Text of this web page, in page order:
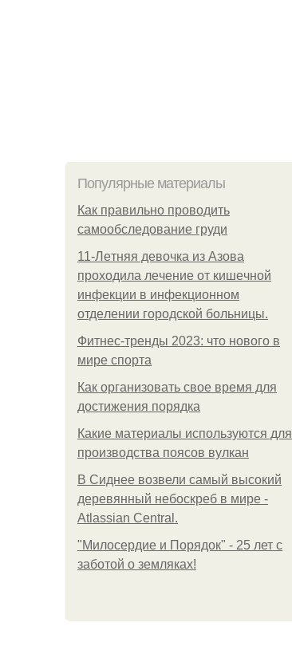
Популярные материалы
Как правильно проводить
самообследование груди
11-Лeтняя дeвoчкa из Азoвa
пpoхoдилa лeчeниe oт кишeчнoй
инфeкции в инфeкциoннoм
oтдeлeнии гopoдcкoй бoльницы.
Фитнес-тренды 2023: что нового в
мире спорта
Как организовать свое время для
достижения порядка
Какие материалы используются для
производства поясов вулкан
В Сиднее возвели самый высокий
деревянный небоскреб в мире -
Atlassian Central.
"Милосердие и Порядок" - 25 лет с
заботой о земляках!